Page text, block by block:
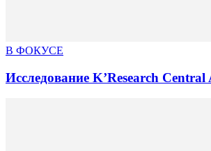
В ФОКУСЕ
Исследование K’Research